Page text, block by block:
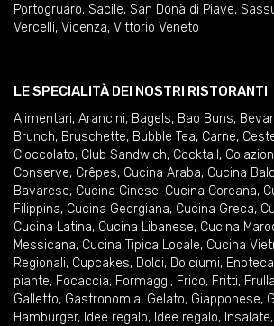
Portogruaro, Sacile, San Donà di Piave,
Vercelli, Vicenza, Vittorio Veneto
LE SPECIALITÀ DEI NOSTRI RISTORANTI
Alimentari, Arancini, Bagels, Bao Buns,
Brunch, Bruschette, Bubble Tea, Carne,
Cioccolato, Club Sandwich, Cocktail ,
Conserve, Crêpes, Cucina Araba, Cucina
Bavarese, Cucina Cinese, Cucina Coreana,
Filippina, Cucina Georgiana, Cucina Greca,
Cucina Latina, Cucina Libanese, Cucina
Messicana, Cucina Tipica Locale, Cucina
Regionali, Cupcakes, Dolci, Dolciumi, Enoteca
piante, Focaccia, Formaggi, Frico, Fritti,
Galletto, Gastronomia, Gelato, Giapponese,
Hamburger, Idee regalo, Idee regalo, Insalate,